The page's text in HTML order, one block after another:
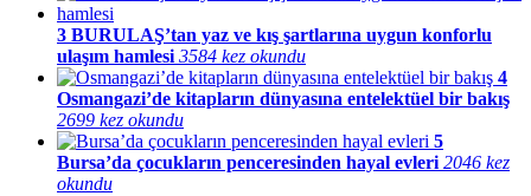
3 BURULAŞ’tan yaz ve kış şartlarına uygun konforlu
ulaşım hamlesi 3584 kez okundu
4
Osmangazi’de kitapların dünyasına entelektüel bir bakış
2699 kez okundu
5
Bursa’da çocukların penceresinden hayal evleri 2046 kez
okundu